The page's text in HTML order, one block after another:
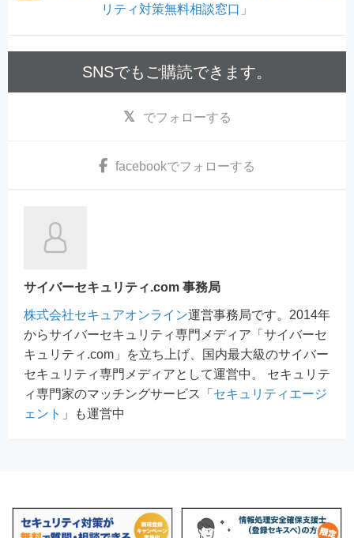
リティ対策無料相談窓口」
SNSでもご購読できます。
でフォローする
facebookでフォローする
サイバーセキュリティ.com 事務局
株式会社セキュアオンライン運営事務局です。2014年
からサイバーセキュリティ専門メディア「サイバーセ
キュリティ.com」を立ち上げ、国内最大級のサイバー
セキュリティ専門メディアとして運営中。 セキュリテ
ィ専門家のマッチングサービス「 セキュリティエージ
ェント 」も運営中